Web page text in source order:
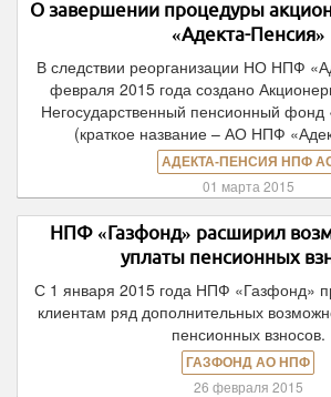
О завершении процедуры
«Адекта-Пенсия»
В следствии реорганизации НО НПФ
февраля 2015 года создано
Негосударственный пенсионный фонд
(краткое название – АО НПФ
АДЕКТА-ПЕНСИЯ НПФ
01 марта 2015
НПФ «Газфонд» расширил
уплаты пенсионных
С 1 января 2015 года НПФ «Газфонд»
клиентам ряд дополнительных
пенсионных взносов.
ГАЗФОНД АО НПФ
26 февраля 2015